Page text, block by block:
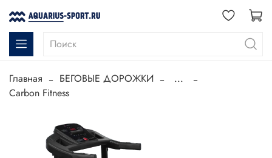
Главная БЕГОВЫЕ ДОРОЖКИ
...
Carbon Fitness